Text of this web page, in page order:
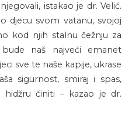
istakao je dr. Velić.
djecu svom vatanu, svojoj
kod njih stalnu čežnju za
naš najveći emanet
sve te naše kapije, ukrase
sigurnost, smiraj i spas,
činiti – kazao je dr.